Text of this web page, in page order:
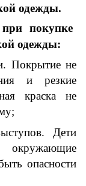
одежды.
покупке
одежды:
Покрытие не
и резкие
краска не
Дети
окружающие
опасности